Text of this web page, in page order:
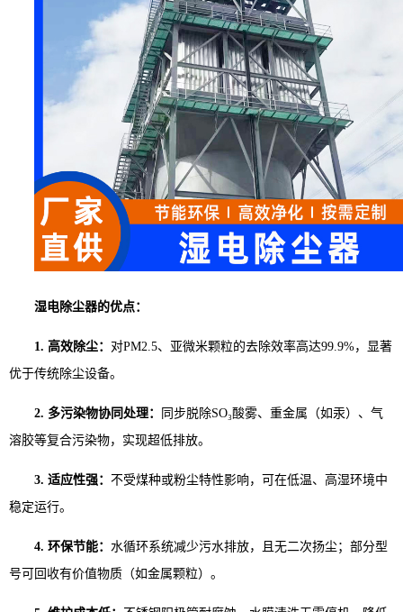
湿电除尘器的优点：
1. 高效除尘： 对PM2.5、亚微米颗粒的去除效率高达99.9%，显著
优于传统除尘设备。
2. 多污染物协同处理：
同步脱除SO₃酸雾、重金属（如汞）、气
溶胶等复合污染物，实现超低排放。
3. 适应性强： 不受煤种或粉尘特性影响，可在低温、高湿环境中
稳定运行。
4. 环保节能： 水循环系统减少污水排放，且无二次扬尘；部分型
号可回收有价值物质（如金属颗粒）。